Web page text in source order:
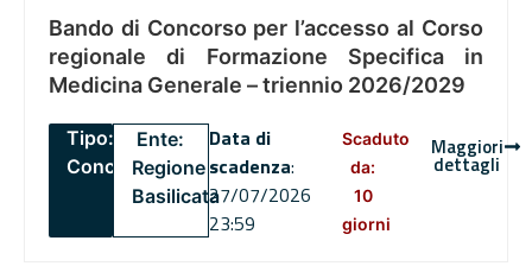
Bando di Concorso per l’accesso al Corso
regionale di Formazione Specifica in
Medicina Generale – triennio 2026/2029
Tipo:
Concorsi
Ente:
Regione
Basilicata
Data di
scadenza:
27/07/2026
23:59
Scaduto
da:
10
giorni
Maggiori
dettagli